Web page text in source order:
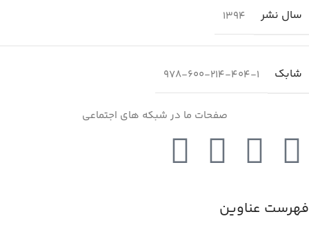
فهرست عناوین
سال نشر 1394
شابك 978-600-214-404-1
صفحات ما در شبکه های اجتماعی